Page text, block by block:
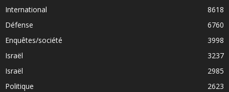
International
8618
Défense
6760
Enquêtes/société
3998
Israël
3237
Israël
2985
Politique
2623